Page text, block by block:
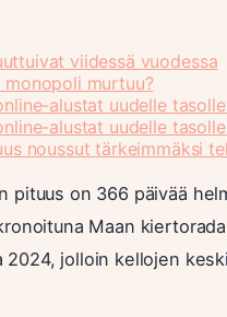
viidessä vuodessa
monopoli murtuu?
alustat uudelle
alustat uudelle
noussut tärkeimmäksi
pituus on 366 päivää
Maan
jolloin kellojen